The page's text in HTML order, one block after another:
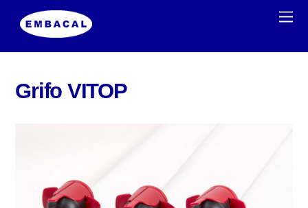
Grifo VITOP